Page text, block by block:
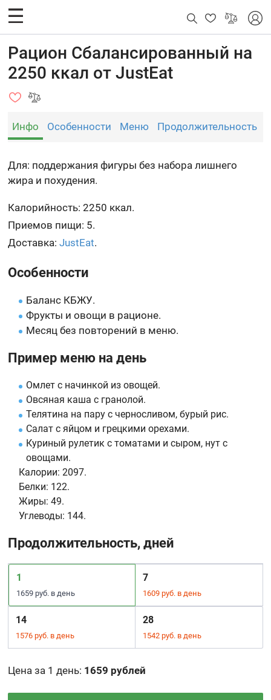
Рацион Сбалансированный на
2250 ккал от JustEat
Инфо Особенности Меню Продолжительность
Для: поддержания фигуры без набора лишнего
жира и похудения.
Калорийность: 2250 ккал.
Приемов пищи: 5.
Доставка:JustEat.
Особенности
Баланс КБЖУ.
Фрукты и овощи в рационе.
Месяц без повторений в меню.
Пример меню на день
Омлет с начинкой из овощей.
Овсяная каша с гранолой.
Телятина на пару с черносливом, бурый рис.
Салат с яйцом и грецкими орехами.
Куриный рулетик с томатами и сыром, нут с
овощами.
Калории: 2097.
Белки: 122.
Жиры: 49.
Углеводы: 144.
Продолжительность, дней
1
1659 руб. в день
7
1609 руб. в день
14
1576 руб. в день
28
1542 руб. в день
Цена за 1 день: 1659 рублей